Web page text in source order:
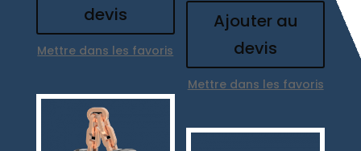
devis
Mettre dans les favoris
Ajouter au
devis
Mettre dans les favoris